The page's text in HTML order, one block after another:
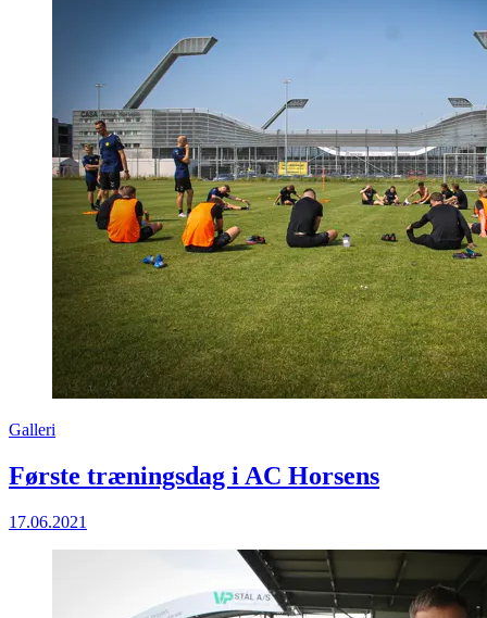
Galleri
Første træningsdag i AC Horsens
17.06.2021